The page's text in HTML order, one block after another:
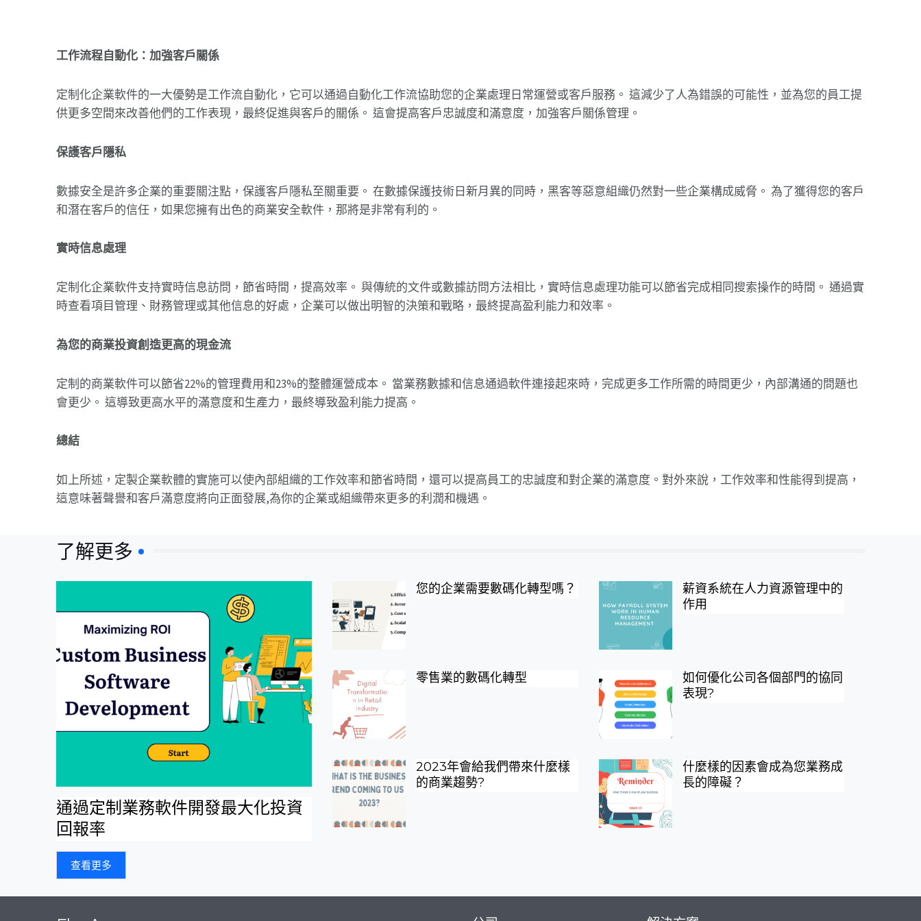
工作流程自動化：加強客戶關係
定制化企業軟件的一大優勢是工作流自動化，它可以通過自動化工作流協助您的企業處理日常運營或客戶服務。 這減少了人為錯誤的可能性，並為您的員工提
供更多空間來改善他們的工作表現，最終促進與客戶的關係。 這會提高客戶忠誠度和滿意度，加強客戶關係管理。
保護客戶隱私
數據安全是許多企業的重要關注點，保護客戶隱私至關重要。 在數據保護技術日新月異的同時，黑客等惡意組織仍然對一些企業構成威脅。 為了獲得您的客戶
和潛在客戶的信任，如果您擁有出色的商業安全軟件，那將是非常有利的。
實時信息處理
定制化企業軟件支持實時信息訪問，節省時間，提高效率。 與傳統的文件或數據訪問方法相比，實時信息處理功能可以節省完成相同搜索操作的時間。 通過實
時查看項目管理、財務管理或其他信息的好處，企業可以做出明智的決策和戰略，最終提高盈利能力和效率。
為您的商業投資創造更高的現金流
定制的商業軟件可以節省22%的管理費用和23%的整體運營成本。 當業務數據和信息通過軟件連接起來時，完成更多工作所需的時間更少，內部溝通的問題也
會更少。 這導致更高水平的滿意度和生產力，最終導致盈利能力提高。
總結
如上所述，定製企業軟體的實施可以使內部組織的工作效率和節省時間，還可以提高員工的忠誠度和對企業的滿意度。對外來說，工作效率和性能得到提高，
這意味著聲譽和客戶滿意度將向正面發展,為你的企業或組織帶來更多的利潤和機遇。
了解更多
通過定制業務軟件開發最大化投資
回報率
查看更多
您的企業需要數碼化轉型嗎？
薪資系統在人力資源管理中的
作用
零售業的數碼化轉型
如何優化公司各個部門的協同
表現?
2023年會給我們帶來什麼樣
的商業趨勢?
什麼樣的因素會成為您業務成
長的障礙？